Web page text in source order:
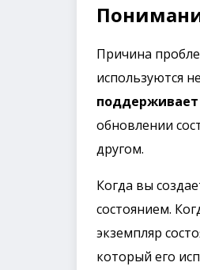
Причина
используются
поддерживает
обновлении
другом.
Когда вы
состоянием.
экземпляр
который его